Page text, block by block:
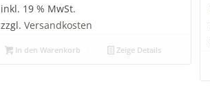
inkl. 19 % MwSt.
zzgl. Versandkosten
In den Warenkorb Zeige Details